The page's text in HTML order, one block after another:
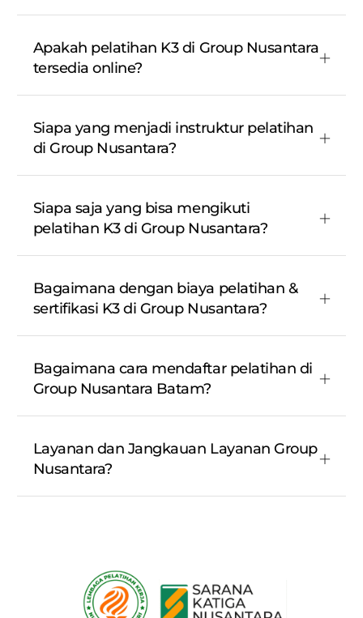
Apakah pelatihan K3 di Group Nusantara
tersedia online?
Siapa yang menjadi instruktur pelatihan
di Group Nusantara?
Siapa saja yang bisa mengikuti
pelatihan K3 di Group Nusantara?
Bagaimana dengan biaya pelatihan &
sertifikasi K3 di Group Nusantara?
Bagaimana cara mendaftar pelatihan di
Group Nusantara Batam?
Layanan dan Jangkauan Layanan Group
Nusantara?